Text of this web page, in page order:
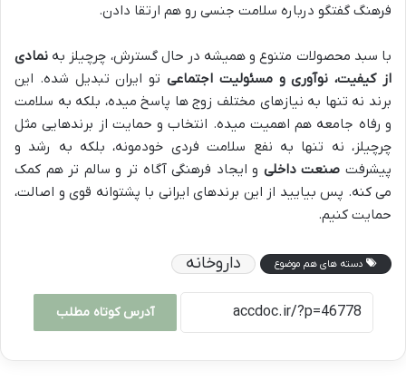
فرهنگ گفتگو درباره سلامت جنسی رو هم ارتقا دادن.
با سبد محصولات متنوع و همیشه در حال گسترش، چرچیلز به نمادی
از کیفیت، نوآوری و مسئولیت اجتماعی تو ایران تبدیل شده. این
برند نه تنها به نیازهای مختلف زوج ها پاسخ میده، بلکه به سلامت
و رفاه جامعه هم اهمیت میده. انتخاب و حمایت از برندهایی مثل
چرچیلز، نه تنها به نفع سلامت فردی خودمونه، بلکه به رشد و
پیشرفت صنعت داخلی و ایجاد فرهنگی آگاه تر و سالم تر هم کمک
می کنه. پس بیایید از این برندهای ایرانی با پشتوانه قوی و اصالت،
حمایت کنیم.
دسته های هم موضوع داروخانه
آدرس کوتاه مطلب